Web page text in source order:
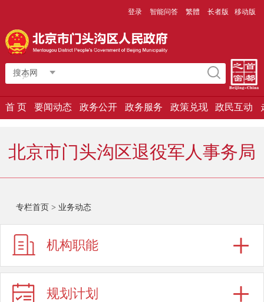
登录 智能问答 繁體 长者版 移动版
搜本网
首 页 要闻动态 政务公开 政务服务 政策兑现 政民互动
北京市门头沟区退役军人事务局
专栏首页 > 业务动态
机构职能
规划计划